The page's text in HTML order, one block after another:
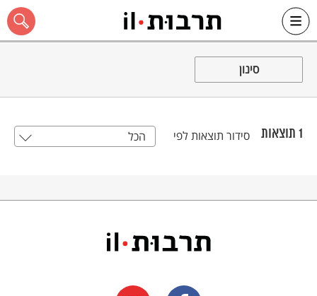
כל האתר
סינון
1 תוצאות סידור תוצאות לפי הכל